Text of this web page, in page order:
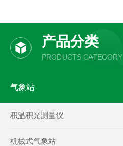
产品分类
PRODUCTS CATEGORY
气象站
积温积光测量仪
机械式气象站